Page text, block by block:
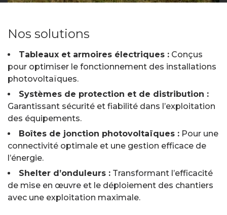
Nos solutions
Tableaux et armoires électriques : Conçus
pour optimiser le fonctionnement des installations
photovoltaïques.
Systèmes de protection et de distribution :
Garantissant sécurité et fiabilité dans l’exploitation
des équipements.
Boîtes de jonction photovoltaïques : Pour une
connectivité optimale et une gestion efficace de
l’énergie.
Shelter d’onduleurs : Transformant l’efficacité
de mise en œuvre et le déploiement des chantiers
avec une exploitation maximale.